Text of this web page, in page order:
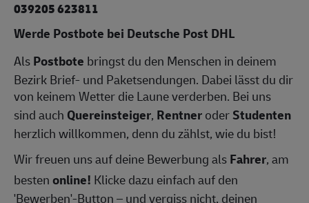
039205 623811
Werde Postbote bei Deutsche Post DHL
AlsPostbote bringst du den Menschen in deinem
Bezirk Brief- und Paketsendungen. Dabei lässt du dir
von keinem Wetter die Laune verderben. Bei uns
sind auch Quereinsteiger, RentneroderStudenten
herzlich willkommen, denn du zählst, wie du bist!
Wir freuen uns auf deine Bewerbung alsFahrer, am
bestenonline! Klicke dazu einfach auf den
'Bewerben'-Button – und vergiss nicht, deinen